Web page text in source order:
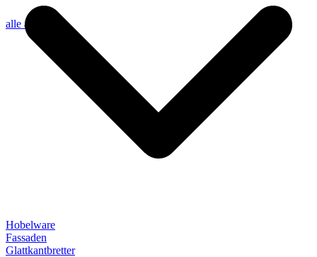
alle anzeigen
Hobelware
Fassaden
Glattkantbretter